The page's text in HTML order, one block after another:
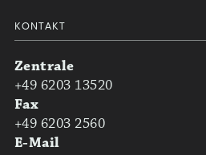
KONTAKT
Zentrale
+49 6203 13520
Fax
+49 6203 2560
E-Mail